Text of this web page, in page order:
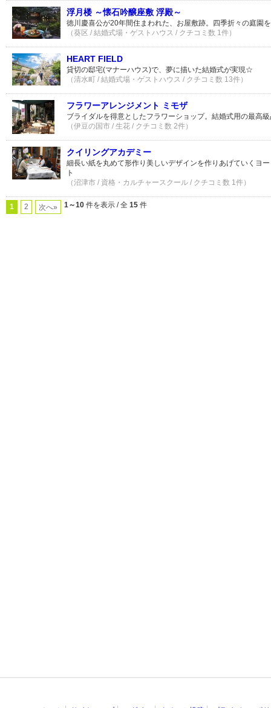
浮月楼 ～懐石吟醸座敷 浮殿～
徳川慶喜公が20年間住まわれた、お屋敷跡。四季折々の庭園
（葵区 / 結婚式場・ゲストハウス / クチコミ数 1件）
HEART FIELD
貸切の邸宅(マナーハウス)で、夢に描いた結婚式が実現☆
（清水町 / 結婚式場・ゲストハウス / クチコミ数 13件）
フラワーアレンジメント ミモザ
ブライダルを得意としたフラワーショップ。結婚式用の最高
（伊豆の国市 / 生花 / クチコミ数 2件）
クイリングアカデミー
細長い紙を丸めて形作り美しいデザインを作りあげていくヨ
ト
（沼津市 / 資格・カルチャースクール / クチコミ数 1件）
1 2 次へ» 1～10 件を表示 / 全 15 件